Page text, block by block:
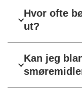
Hvor ofte
ut?
Kan jeg